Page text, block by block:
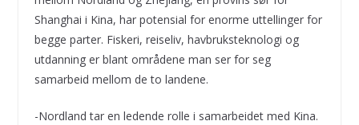
Shanghai i Kina, har potensial for enorme uttellinger for
begge parter. Fiskeri, reiseliv, havbruksteknologi og
utdanning er blant områdene man ser for seg
samarbeid mellom de to landene.
-Nordland tar en ledende rolle i samarbeidet med Kina.